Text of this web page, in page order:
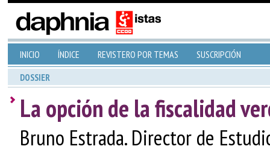
INICIO ÍNDICE REVISTERO POR TEMAS SUSCRIPCIÓN
DOSSIER
La opción de la fiscalidad
Bruno Estrada. Director de